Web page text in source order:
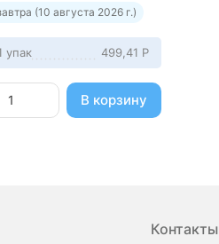
(10 августа 2026 г.)
упак 499,41 Р
В корзину
Контакты